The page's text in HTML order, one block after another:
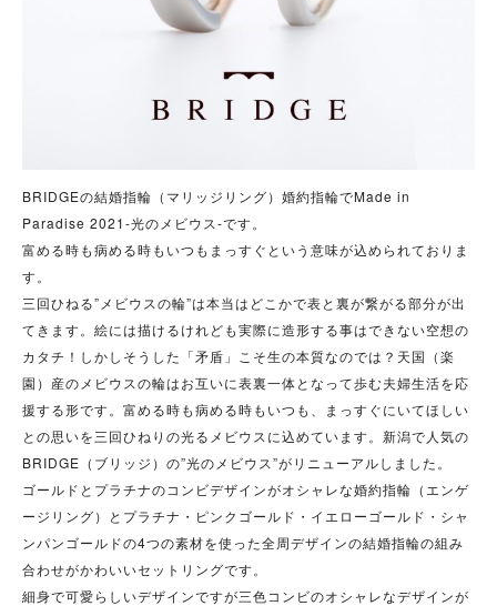
BRIDGEの結婚指輪（マリッジリング）婚約指輪でMade in
Paradise 2021-光のメビウス‐です。
富める時も病める時もいつもまっすぐという意味が込められておりま
す。
三回ひねる”メビウスの輪”は本当はどこかで表と裏が繋がる部分が出
てきます。絵には描けるけれども実際に造形する事はできない空想の
カタチ！しかしそうした「矛盾」こそ生の本質なのでは？天国（楽
園）産のメビウスの輪はお互いに表裏一体となって歩む夫婦生活を応
援する形です。富める時も病める時もいつも、まっすぐにいてほしい
との思いを三回ひねりの光るメビウスに込めています。新潟で人気の
BRIDGE（ブリッジ）の”光のメビウス”がリニューアルしました。
ゴールドとプラチナのコンビデザインがオシャレな婚約指輪（エンゲ
ージリング）とプラチナ・ピンクゴールド・イエローゴールド・シャ
ンパンゴールドの4つの素材を使った全周デザインの結婚指輪の組み
合わせがかわいいセットリングです。
細身で可愛らしいデザインですが三色コンビのオシャレなデザインが